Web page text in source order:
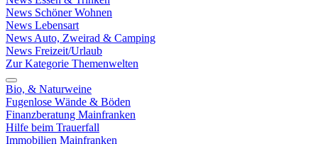
News Schöner Wohnen
News Lebensart
News Auto, Zweirad & Camping
News Freizeit/Urlaub
Zur Kategorie Themenwelten
Bio, & Naturweine
Fugenlose Wände & Böden
Finanzberatung Mainfranken
Hilfe beim Trauerfall
Immobilien Mainfranken